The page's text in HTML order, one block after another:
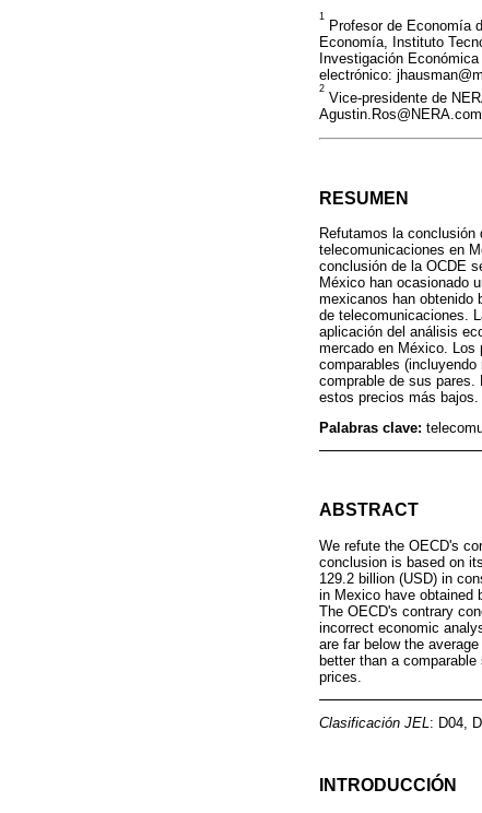
1
Profesor de Economía
Economía, Instituto
Investigación
electrónico:
2
Vice-presidente de
RESUMEN
Refutamos la
telecomunicaciones en
conclusión de la OCDE
México han ocasionado
mexicanos han obtenido
de telecomunicaciones.
aplicación del análisis
mercado en México. Los
comparables
comprable de sus pares.
estos precios más bajos.
Palabras clave:
ABSTRACT
We refute the OECD's
conclusion is based on
129.2 billion (USD) in
in Mexico have obtained
The OECD's contrary
incorrect economic
are far below the
better than a
prices.
Clasificación JEL : D04,
INTRODUCCIÓN